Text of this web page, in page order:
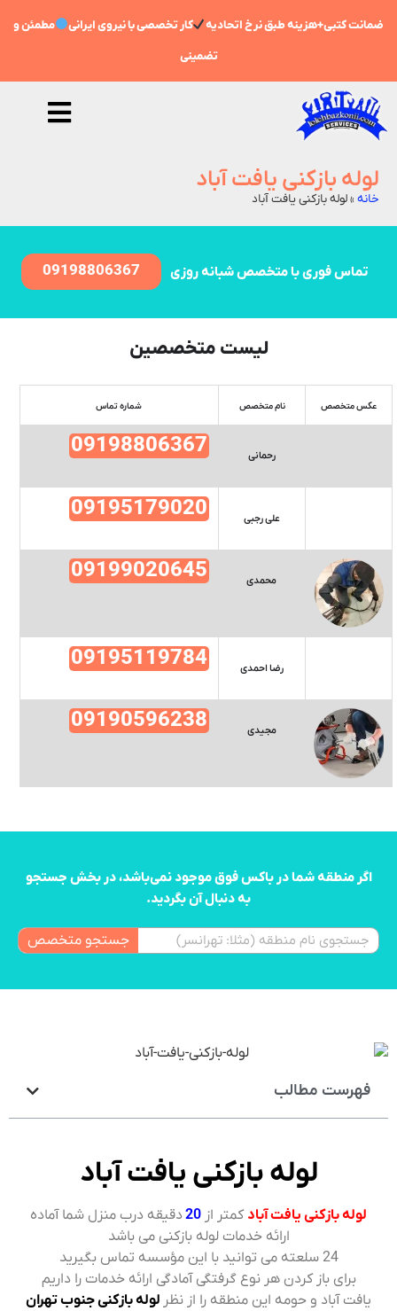
ضمانت کتبی+هزینه طبق نرخ اتحادیه کار تخصصی با نیروی ایرانی مطمئن و
تضمینی
لوله بازکنی یافت آباد
خانه »لوله بازکنی یافت آباد
تماس فوری با متخصص شبانه روزی 09198806367
لیست متخصصین
عکس متخصص نام متخصص شماره تماس
رحمانی 09198806367
علی رجبی 09195179020
محمدی 09199020645
رضا احمدی 09195119784
مجیدی 09190596238
اگر منطقه شما در باکس فوق موجود نمی‌باشد، در بخش جستجو
به دنبال آن بگردید.
جستجو متخصص
فهرست مطالب
لوله بازکنی یافت آباد
لوله بازکنی یافت آباد کمتر از 20دقیقه درب منزل شما آماده
ارائه خدمات لوله بازکنی می باشد
24 سلعته می توانید با این مؤسسه تماس بگیرید
برای باز کردن هر نوع گرفتگی آمادگی ارائه خدمات را داریم
یافت آباد و حومه این منطقه را از نظر لوله بازکنی جنوب تهران